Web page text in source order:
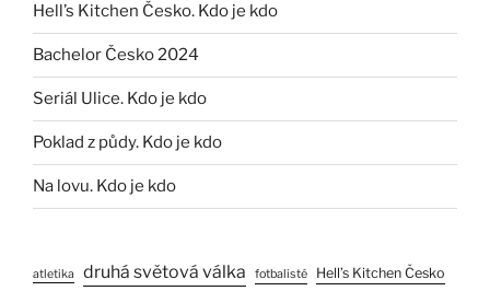
Hell’s Kitchen Česko. Kdo je kdo
Bachelor Česko 2024
Seriál Ulice. Kdo je kdo
Poklad z půdy. Kdo je kdo
Na lovu. Kdo je kdo
atletika druhá světová válka fotbalisté Hell’s Kitchen Česko